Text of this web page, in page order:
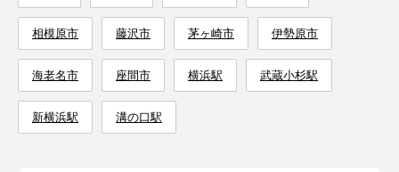
相模原市 藤沢市 茅ヶ崎市 伊勢原市
海老名市 座間市 横浜駅 武蔵小杉駅
新横浜駅 溝の口駅